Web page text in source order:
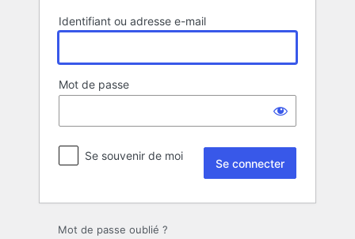
Identifiant ou adresse e-mail
Mot de passe
Se souvenir de moi
Mot de passe oublié ?